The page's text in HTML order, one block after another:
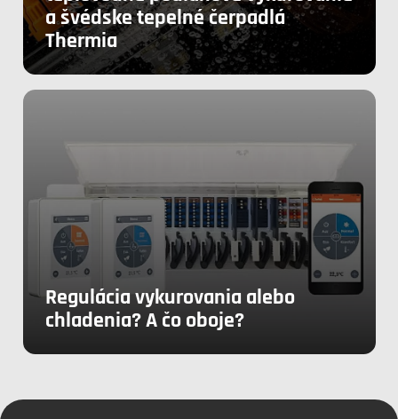
a švédske tepelné čerpadlá
Thermia
Regulácia vykurovania alebo
chladenia? A čo oboje?